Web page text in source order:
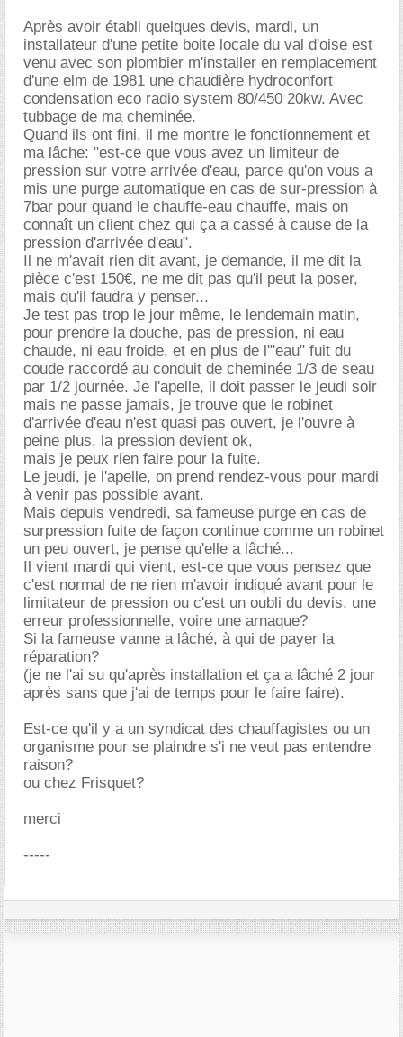
Après avoir établi quelques devis, mardi, un
installateur d'une petite boite locale du val d'oise est
venu avec son plombier m'installer en remplacement
d'une elm de 1981 une chaudière hydroconfort
condensation eco radio system 80/450 20kw. Avec
tubbage de ma cheminée.
Quand ils ont fini, il me montre le fonctionnement et
ma lâche: "est-ce que vous avez un limiteur de
pression sur votre arrivée d'eau, parce qu'on vous a
mis une purge automatique en cas de sur-pression à
7bar pour quand le chauffe-eau chauffe, mais on
connaît un client chez qui ça a cassé à cause de la
pression d'arrivée d'eau".
Il ne m'avait rien dit avant, je demande, il me dit la
pièce c'est 150€, ne me dit pas qu'il peut la poser,
mais qu'il faudra y penser...
Je test pas trop le jour même, le lendemain matin,
pour prendre la douche, pas de pression, ni eau
chaude, ni eau froide, et en plus de l'"eau" fuit du
coude raccordé au conduit de cheminée 1/3 de seau
par 1/2 journée. Je l'apelle, il doit passer le jeudi soir
mais ne passe jamais, je trouve que le robinet
d'arrivée d'eau n'est quasi pas ouvert, je l'ouvre à
peine plus, la pression devient ok,
mais je peux rien faire pour la fuite.
Le jeudi, je l'apelle, on prend rendez-vous pour mardi
à venir pas possible avant.
Mais depuis vendredi, sa fameuse purge en cas de
surpression fuite de façon continue comme un robinet
un peu ouvert, je pense qu'elle a lâché...
Il vient mardi qui vient, est-ce que vous pensez que
c'est normal de ne rien m'avoir indiqué avant pour le
limitateur de pression ou c'est un oubli du devis, une
erreur professionnelle, voire une arnaque?
Si la fameuse vanne a lâché, à qui de payer la
réparation?
(je ne l'ai su qu'après installation et ça a lâché 2 jour
après sans que j'ai de temps pour le faire faire).
Est-ce qu'il y a un syndicat des chauffagistes ou un
organisme pour se plaindre s'i ne veut pas entendre
raison?
ou chez Frisquet?
merci
-----